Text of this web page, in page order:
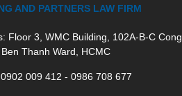
AND PARTNERS LAW FIRM
Floor 3, WMC Building, 102A-B-C Cong
Thanh Ward, HCMC
009 412 - 0986 708 677